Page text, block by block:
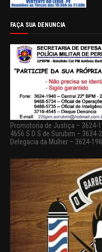
FAÇA SUA DENUNCIA
Promotoria de Justiça – 3624-
4656 S D S de Surubim –
Delegacia da Mulher – 3624-